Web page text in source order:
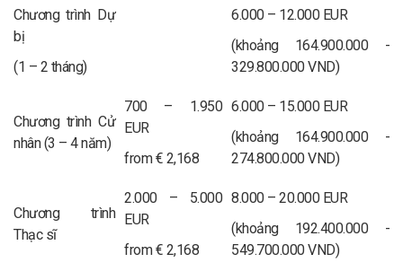
Chương trình Dự
bị
(1 – 2 tháng)
6.000 – 12.000 EUR
(khoảng 164.900.000 -
329.800.000 VND)
Chương trình Cử
nhân (3 – 4 năm)
700 – 1.950
EUR
from € 2,168
6.000 – 15.000 EUR
(khoảng 164.900.000 -
274.800.000 VND)
Chương trình
Thạc sĩ
2.000 – 5.000
EUR
from € 2,168
8.000 – 20.000 EUR
(khoảng 192.400.000 -
549.700.000 VND)